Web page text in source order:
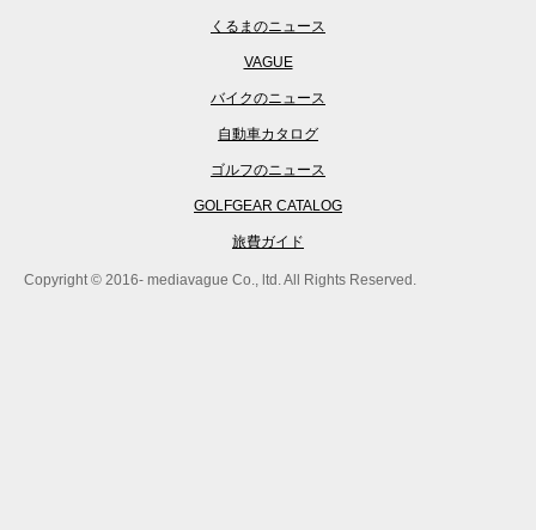
くるまのニュース
VAGUE
バイクのニュース
自動車カタログ
ゴルフのニュース
GOLFGEAR CATALOG
旅費ガイド
Copyright © 2016- mediavague Co., ltd. All Rights Reserved.